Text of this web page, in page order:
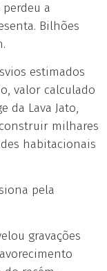
a
Bilhões
estimados
valor calculado
da Lava Jato,
milhares
habitacionais
pela
gravações